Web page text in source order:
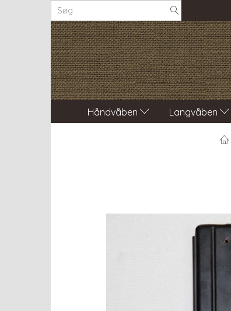
Håndvåben Langvåben